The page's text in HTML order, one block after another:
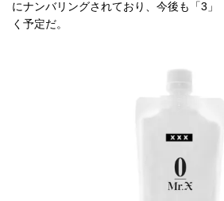
にナンバリングされており、今後も「3」
く予定だ。